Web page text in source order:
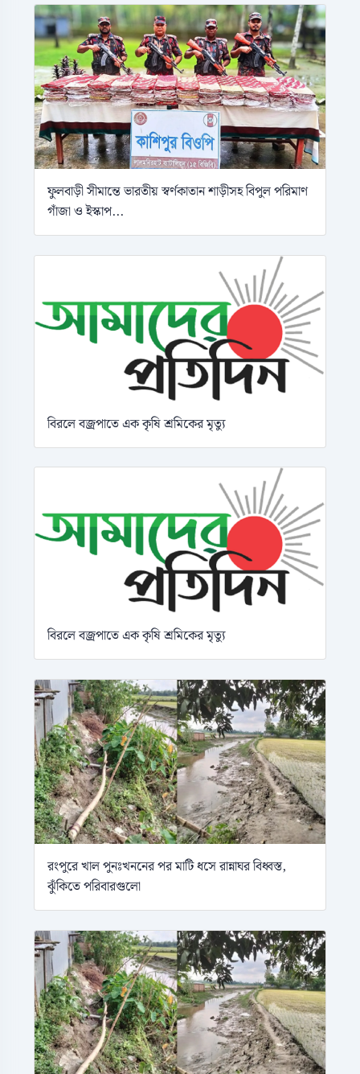
ফুলবাড়ী সীমান্তে ভারতীয় স্বর্ণকাতান শাড়ীসহ বিপুল পরিমাণ
গাঁজা ও ইস্কাপ...
বিরলে বজ্রপাতে এক কৃষি শ্রমিকের মৃত্যু
বিরলে বজ্রপাতে এক কৃষি শ্রমিকের মৃত্যু
রংপুরে খাল পুনঃখননের পর মাটি ধসে রান্নাঘর বিধ্বস্ত,
ঝুঁকিতে পরিবারগুলো